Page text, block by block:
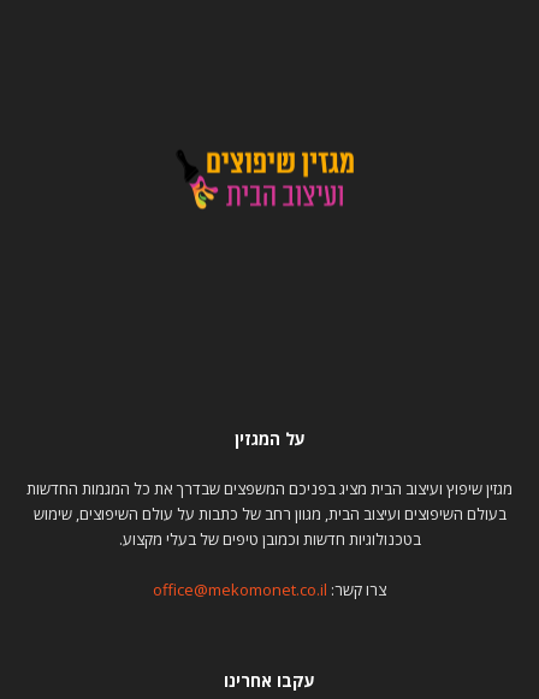
על המגזין
מגזין שיפוץ ועיצוב הבית מציג בפניכם המשפצים שבדרך את כל המגמות החדשות
בעולם השיפוצים ועיצוב הבית, מגוון רחב של כתבות על עולם השיפוצים, שימוש
בטכנולוגיות חדשות וכמובן טיפים של בעלי מקצוע.
צרו קשר: office@mekomonet.co.il
עקבו אחרינו